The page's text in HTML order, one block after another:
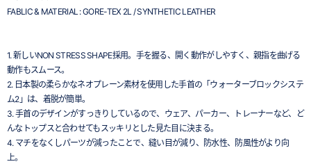
FABLIC & MATERIAL : GORE-TEX 2L / SYNTHETIC LEATHER
1. 新しいNON STRESS SHAPE採用。手を握る、開く動作がしやすく、親指を曲げる
動作もスムース。
2. 日本製の柔らかなネオプレーン素材を使用した手首の「ウォーターブロックシステ
ム2」は、着脱が簡単。
3. 手首のデザインがすっきりしているので、ウェア、パーカー、トレーナーなど、ど
んなトップスと合わせてもスッキリとした見た目に決まる。
4. マチをなくしパーツが減ったことで、縫い目が減り、防水性、防風性がより向
上。